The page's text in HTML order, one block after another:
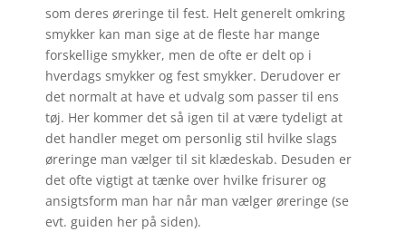
som deres øreringe til fest. Helt generelt omkring
smykker kan man sige at de fleste har mange
forskellige smykker, men de ofte er delt op i
hverdags smykker og fest smykker. Derudover er
det normalt at have et udvalg som passer til ens
tøj. Her kommer det så igen til at være tydeligt at
det handler meget om personlig stil hvilke slags
øreringe man vælger til sit klædeskab. Desuden er
det ofte vigtigt at tænke over hvilke frisurer og
ansigtsform man har når man vælger øreringe (se
evt. guiden her på siden).